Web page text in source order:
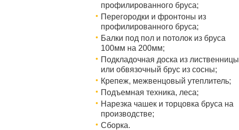
профилированного бруса;
Перегородки и фронтоны из
профилированного бруса;
Балки под пол и потолок из бруса
100мм на 200мм;
Подкладочная доска из лиственницы
или обвязочный брус из сосны;
Крепеж, межвенцовый утеплитель;
Подъемная техника, леса;
Нарезка чашек и торцовка бруса на
производстве;
Сборка.